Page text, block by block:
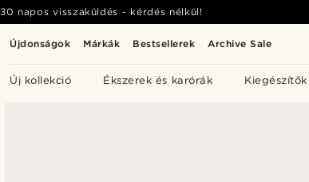
Újdonságok Márkák Bestsellerek Archive Sale
Új kollekció Ékszerek és karórák
30 napos visszaküldés - kérdés nélkül!